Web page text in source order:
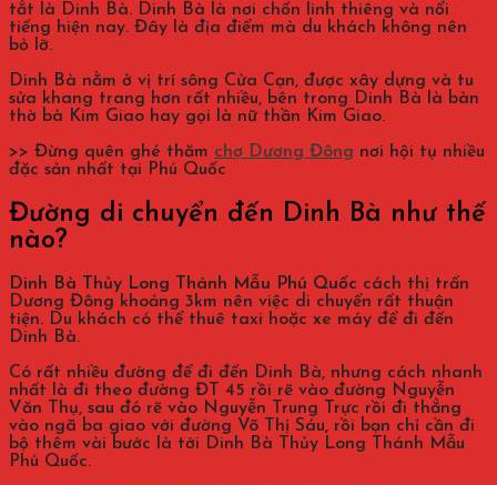
tắt là Dinh Bà. Dinh Bà là nơi chốn linh thiêng và nổi
tiếng hiện nay. Đây là địa điểm mà du khách không nên
bỏ lỡ.
Dinh Bà nằm ở vị trí sông Cửa Cạn, được xây dựng và tu
sửa khang trang hơn rất nhiều, bên trong Dinh Bà là bàn
thờ bà Kim Giao hay gọi là nữ thần Kim Giao.
>> Đừng quên ghé thăm chợ Dương Đông nơi hội tụ nhiều
đặc sản nhất tại Phú Quốc
Đường di chuyển đến Dinh Bà như thế
nào?
Dinh Bà Thủy Long Thánh Mẫu Phú Quốc cách thị trấn
Dương Đông khoảng 3km nên việc di chuyển rất thuận
tiện. Du khách có thể thuê taxi hoặc xe máy để đi đến
Dinh Bà.
Có rất nhiều đường để đi đến Dinh Bà, nhưng cách nhanh
nhất là đi theo đường ĐT 45 rồi rẽ vào đường Nguyễn
Văn Thụ, sau đó rẽ vào Nguyễn Trung Trực rồi đi thẳng
vào ngã ba giao với đường Võ Thị Sáu, rồi bạn chỉ cần đi
bộ thêm vài bước là tới Dinh Bà Thủy Long Thánh Mẫu
Phú Quốc.